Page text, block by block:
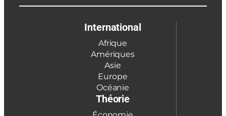
International
Afrique
Amériques
Asie
Europe
Océanie
Théorie